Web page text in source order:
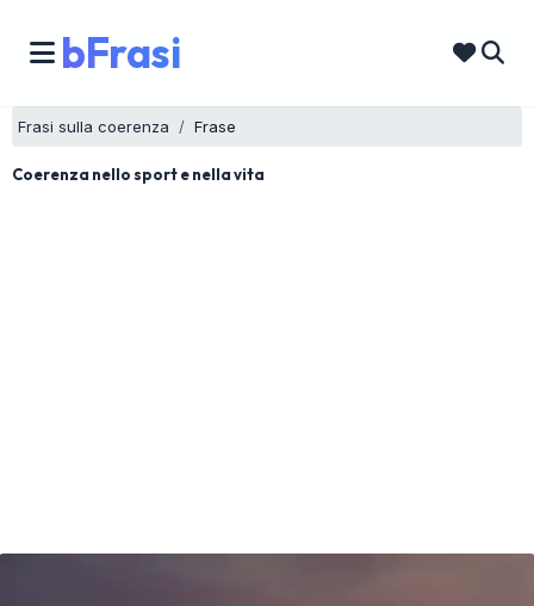
bFrasi
Frasi sulla coerenza Frase
Coerenza nello sport e nella vita